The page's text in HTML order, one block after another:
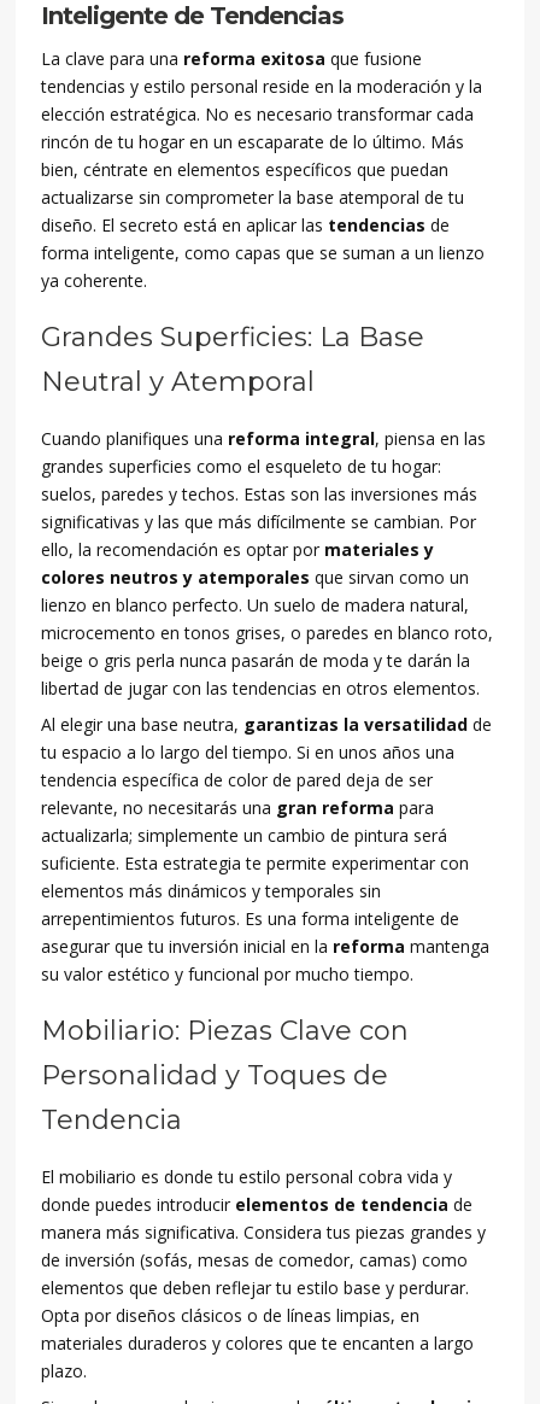
Inteligente de Tendencias
La clave para una reforma exitosa que fusione
tendencias y estilo personal reside en la moderación y la
elección estratégica. No es necesario transformar cada
rincón de tu hogar en un escaparate de lo último. Más
bien, céntrate en elementos específicos que puedan
actualizarse sin comprometer la base atemporal de tu
diseño. El secreto está en aplicar las tendencias de
forma inteligente, como capas que se suman a un lienzo
ya coherente.
Grandes Superficies: La Base
Neutral y Atemporal
Cuando planifiques una reforma integral, piensa en las
grandes superficies como el esqueleto de tu hogar:
suelos, paredes y techos. Estas son las inversiones más
significativas y las que más difícilmente se cambian. Por
ello, la recomendación es optar por materiales y
colores neutros y atemporales que sirvan como un
lienzo en blanco perfecto. Un suelo de madera natural,
microcemento en tonos grises, o paredes en blanco roto,
beige o gris perla nunca pasarán de moda y te darán la
libertad de jugar con las tendencias en otros elementos.
Al elegir una base neutra, garantizas la versatilidad de
tu espacio a lo largo del tiempo. Si en unos años una
tendencia específica de color de pared deja de ser
relevante, no necesitarás una gran reforma para
actualizarla; simplemente un cambio de pintura será
suficiente. Esta estrategia te permite experimentar con
elementos más dinámicos y temporales sin
arrepentimientos futuros. Es una forma inteligente de
asegurar que tu inversión inicial en la reforma mantenga
su valor estético y funcional por mucho tiempo.
Mobiliario: Piezas Clave con
Personalidad y Toques de
Tendencia
El mobiliario es donde tu estilo personal cobra vida y
donde puedes introducir elementos de tendencia de
manera más significativa. Considera tus piezas grandes y
de inversión (sofás, mesas de comedor, camas) como
elementos que deben reflejar tu estilo base y perdurar.
Opta por diseños clásicos o de líneas limpias, en
materiales duraderos y colores que te encanten a largo
plazo.